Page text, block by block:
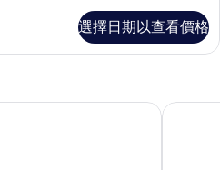
選擇日期以查看價格
下飯店 慕尼黑